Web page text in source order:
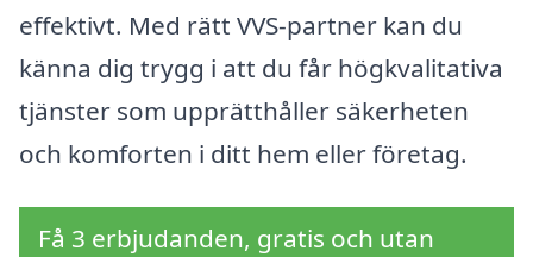
effektivt. Med rätt VVS-partner kan du
känna dig trygg i att du får högkvalitativa
tjänster som upprätthåller säkerheten
och komforten i ditt hem eller företag.
Få 3 erbjudanden, gratis och utan